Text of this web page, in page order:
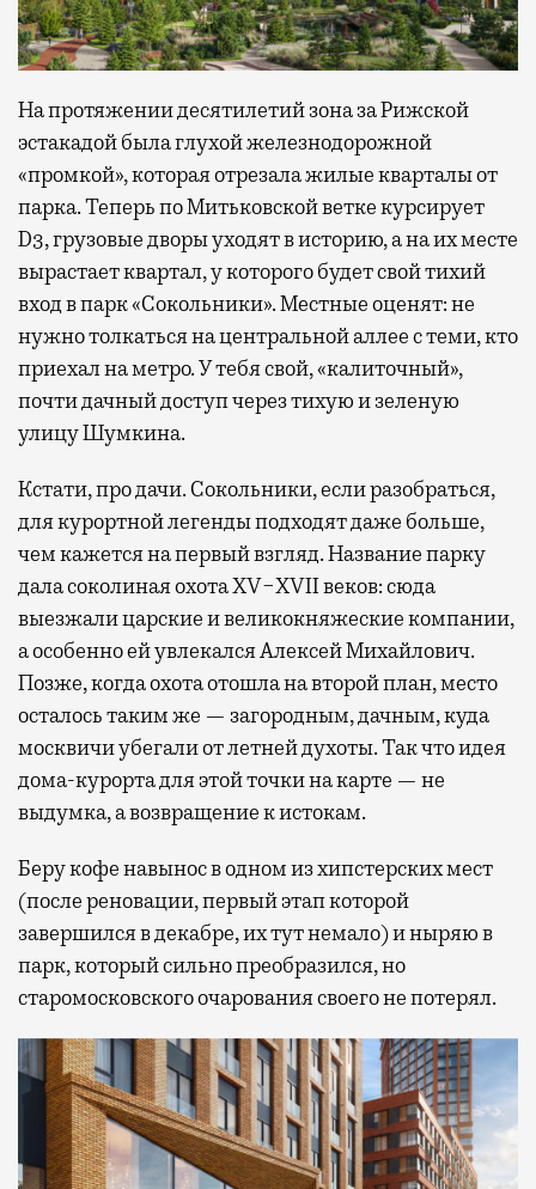
На протяжении десятилетий зона за Рижской
эстакадой была глухой железнодорожной
«промкой», которая отрезала жилые кварталы от
парка. Теперь по Митьковской ветке курсирует
D3, грузовые дворы уходят в историю, а на их месте
вырастает квартал, у которого будет свой тихий
вход в парк «Сокольники». Местные оценят: не
нужно толкаться на центральной аллее с теми, кто
приехал на метро. У тебя свой, «калиточный»,
почти дачный доступ через тихую и зеленую
улицу Шумкина.
Кстати, про дачи. Сокольники, если разобраться,
для курортной легенды подходят даже больше,
чем кажется на первый взгляд. Название парку
дала соколиная охота XV−XVII веков: сюда
выезжали царские и великокняжеские компании,
а особенно ей увлекался Алексей Михайлович.
Позже, когда охота отошла на второй план, место
осталось таким же — загородным, дачным, куда
москвичи убегали от летней духоты. Так что идея
дома-курорта для этой точки на карте — не
выдумка, а возвращение к истокам.
Беру кофе навынос в одном из хипстерских мест
(после реновации, первый этап которой
завершился в декабре, их тут немало) и ныряю в
парк, который сильно преобразился, но
старомосковского очарования своего не потерял.